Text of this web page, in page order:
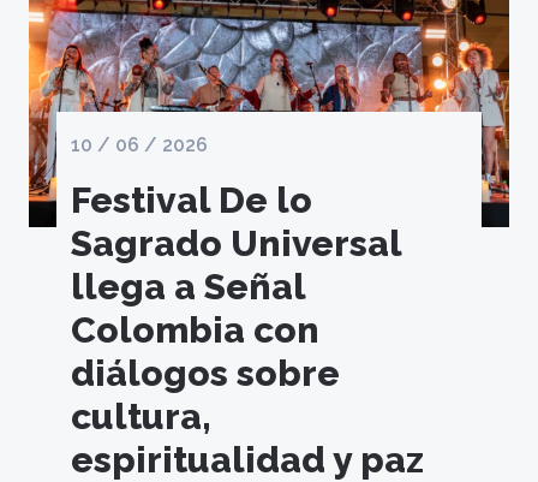
10 / 06 / 2026
Festival De lo
Sagrado Universal
llega a Señal
Colombia con
diálogos sobre
cultura,
espiritualidad y paz